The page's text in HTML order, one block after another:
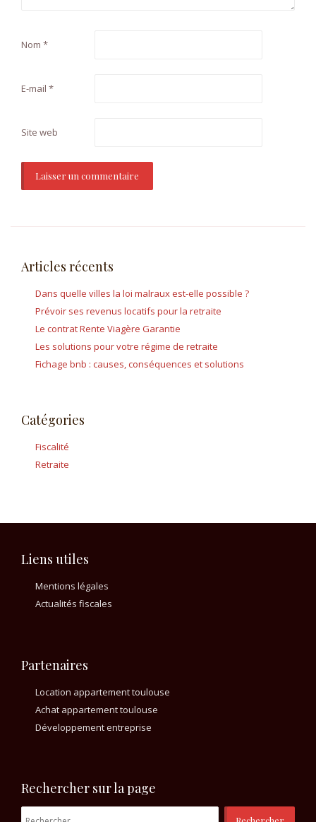
Nom *
E-mail *
Site web
Articles récents
Dans quelle villes la loi malraux est-elle possible ?
Prévoir ses revenus locatifs pour la retraite
Le contrat Rente Viagère Garantie
Les solutions pour votre régime de retraite
Fichage bnb : causes, conséquences et solutions
Catégories
Fiscalité
Retraite
Liens utiles
Mentions légales
Actualités fiscales
Partenaires
Location appartement toulouse
Achat appartement toulouse
Développement entreprise
Rechercher sur la page
Rechercher :